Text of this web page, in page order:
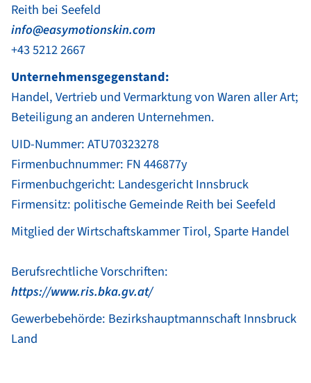
Reith bei Seefeld
info@easymotionskin.com
+43 5212 2667
Unternehmensgegenstand:
Handel, Vertrieb und Vermarktung von Waren aller Art;
Beteiligung an anderen Unternehmen.
UID-Nummer: ATU70323278
Firmenbuchnummer: FN 446877y
Firmenbuchgericht: Landesgericht Innsbruck
Firmensitz: politische Gemeinde Reith bei Seefeld
Mitglied der Wirtschaftskammer Tirol, Sparte Handel
Berufsrechtliche Vorschriften:
https://www.ris.bka.gv.at/
Gewerbebehörde: Bezirkshauptmannschaft Innsbruck
Land